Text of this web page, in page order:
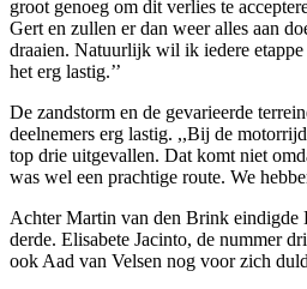
groot genoeg om dit verlies te
Gert en zullen er dan weer alles aan
draaien. Natuurlijk wil ik iedere
het erg lastig.’’
De zandstorm en de gevarieerde
deelnemers erg lastig. ,,Bij de
top drie uitgevallen. Dat komt niet
was wel een prachtige route. We
Achter Martin van den Brink eindigde
derde. Elisabete Jacinto, de nummer
ook Aad van Velsen nog voor zich